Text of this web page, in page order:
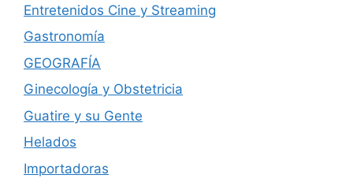
Entretenidos Cine y Streaming
Gastronomía
GEOGRAFÍA
Ginecología y Obstetricia
Guatire y su Gente
Helados
Importadoras